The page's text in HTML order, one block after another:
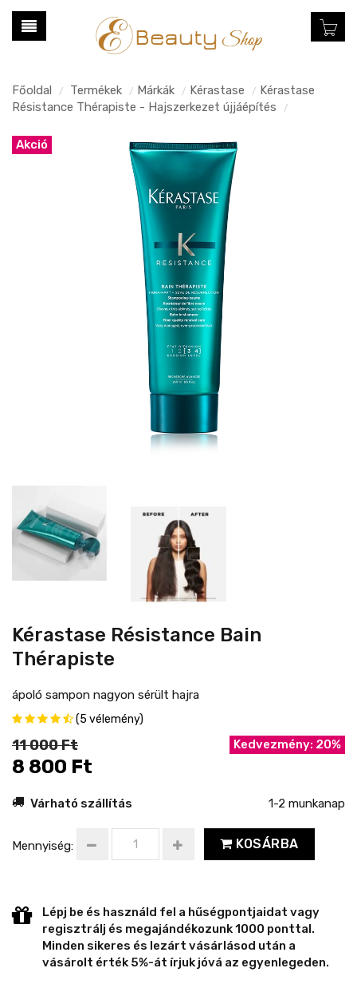
Főoldal / Termékek / Márkák / Kérastase / Kérastase
Résistance Thérapiste - Hajszerkezet újjáépítés
/
Akció
Kérastase Résistance Bain
Thérapiste
ápoló sampon nagyon sérült hajra
(5 vélemény)
11 000 Ft
8 800 Ft
Kedvezmény: 20%
Várható szállítás 1-2 munkanap
Mennyiség: KOSÁRBA
Lépj be és használd fel a hűségpontjaidat vagy
regisztrálj és megajándékozunk 1000 ponttal.
Minden sikeres és lezárt vásárlásod után a
vásárolt érték 5%-át írjuk jóvá az egyenlegeden.